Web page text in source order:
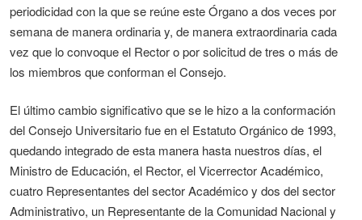
periodicidad con la que se reúne este Órgano a dos veces por
semana de manera ordinaria y, de manera extraordinaria cada
vez que lo convoque el Rector o por solicitud de tres o más de
los miembros que conforman el Consejo.
El último cambio significativo que se le hizo a la conformación
del Consejo Universitario fue en el Estatuto Orgánico de 1993,
quedando integrado de esta manera hasta nuestros días, el
Ministro de Educación, el Rector, el Vicerrector Académico,
cuatro Representantes del sector Académico y dos del sector
Administrativo, un Representante de la Comunidad Nacional y